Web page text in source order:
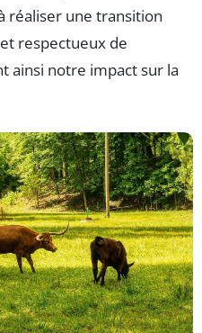
réaliser une transition
respectueux de
ainsi notre impact sur la